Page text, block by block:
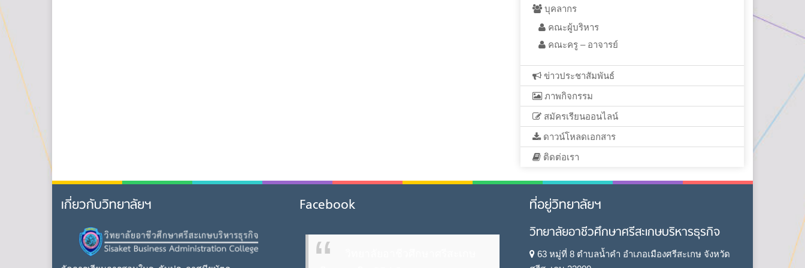
บุคลากร
คณะผู้บริหาร
คณะครู – อาจารย์
ข่าวประชาสัมพันธ์
ภาพกิจกรรม
สมัครเรียนออนไลน์
ดาวน์โหลดเอกสาร
ติดต่อเรา
เกี่ยวกับวิทยาลัยฯ Facebook ที่อยู่วิทยาลัยฯ
วิทยาลัยอาชีวศึกษาศรีสะเกษบริหารธุรกิจ
63 หมู่ที่ 8 ตำบลน้ำคำ อำเภอเมืองศรีสะเกษ จังหวัด